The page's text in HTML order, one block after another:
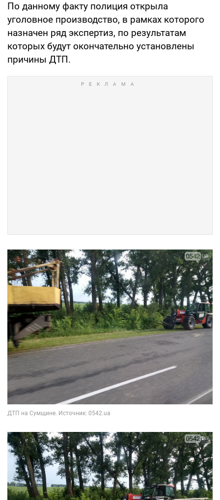
По данному факту полиция открыла
уголовное производство, в рамках которого
назначен ряд экспертиз, по результатам
которых будут окончательно установлены
причины ДТП.